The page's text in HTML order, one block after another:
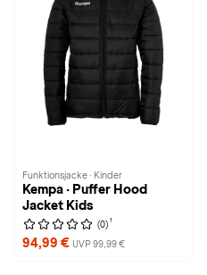
Funktionsjacke · Kinder
Kempa · Puffer Hood
Jacket Kids
(0) 1
94,99 € UVP 99,99 €